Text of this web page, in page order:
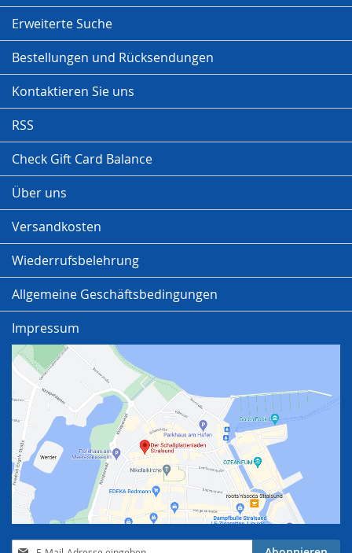
Erweiterte Suche
Bestellungen und Rücksendungen
Kontaktieren Sie uns
RSS
Check Gift Card Balance
Über uns
Versandkosten
Wiederrufsbelehrung
Allgemeine Geschäftsbedingungen
Impressum
Anmeldung